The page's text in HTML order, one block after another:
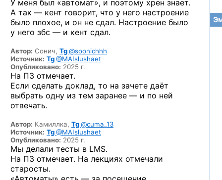
У меня был «автомат», и поэтому хрен знает.
А так — кент говорит, что у него настроение
было плохое, и он не сдал. Настроение было
у него збс — и кент сдал.
Автор: Сонич, Tg@soonichhh
Источник: Tg@MAIslushaet
Опубликовано: 2025 г.
На ПЗ отмечает.
Если сделать доклад, то на зачете даёт
выбрать одну из тем заранее — и по ней
отвечать.
Автор: Камиллка, Tg@cuma_13
Источник: Tg@MAIslushaet
Опубликовано: 2025 г.
Мы делали тесты в LMS.
На ПЗ отмечает. На лекциях отмечали
старосты.